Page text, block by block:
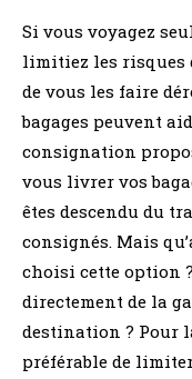
Si vous voyagez
limitiez les risques
de vous les faire
bagages peuvent
consignation
vous livrer vos
êtes descendu du
consignés. Mais
choisi cette option
directement de la
destination ? Pour
préférable de